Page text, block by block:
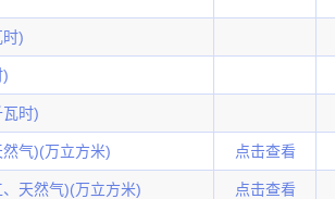
)
)
时)
气)(万立方米) 点击查看
天然气)(万立方米) 点击查看